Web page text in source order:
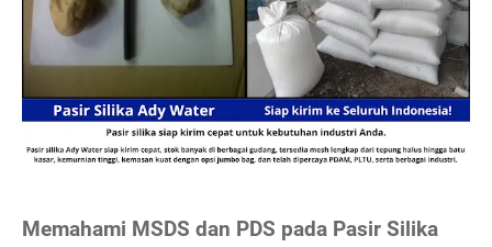
Memahami MSDS dan PDS pada Pasir Silika